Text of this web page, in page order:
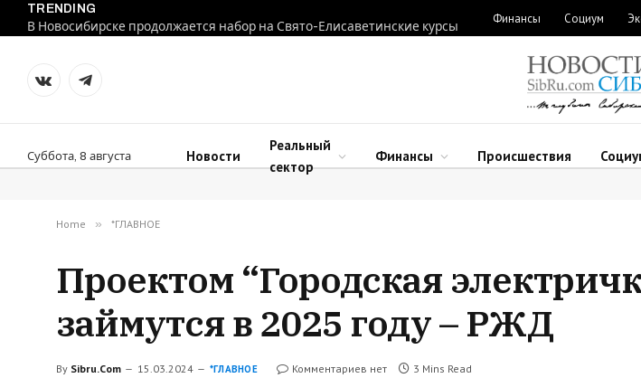
TRENDING
В Новосибирске продолжается набор на Свято-Елисаветинские курсы
Финансы Социум
VKontakteTelegram
Суббота, 8 августа Новости
Реальный
сектор
Финансы Происшествия
Home » *ГЛАВНОЕ
Проектом “Городская
займутся в 2025 году – РЖД
By Sibru.Com 15.03.2024 *ГЛАВНОЕ Комментариев нет 3 Mins Read